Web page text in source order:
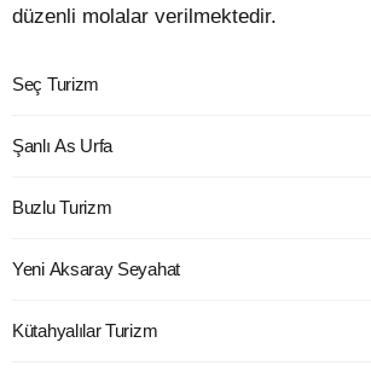
düzenli molalar verilmektedir.
Seç Turizm
Şanlı As Urfa
Buzlu Turizm
Yeni Aksaray Seyahat
Kütahyalılar Turizm